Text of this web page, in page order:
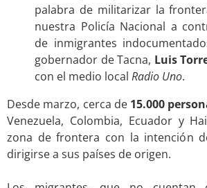
palabra de militarizar la
nuestra Policía Nacional a
de inmigrantes
gobernador de Tacna, Luis
con el medio local Radio Uno.
Desde marzo, cerca de 15.000
Venezuela, Colombia, Ecuador y
zona de frontera con la intención
dirigirse a sus países de origen.